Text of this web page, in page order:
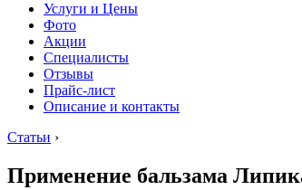
Услуги и Цены
Фото
Акции
Специалисты
Отзывы
Прайс-лист
Описание и контакты
Статьи ›
Применение бальзама